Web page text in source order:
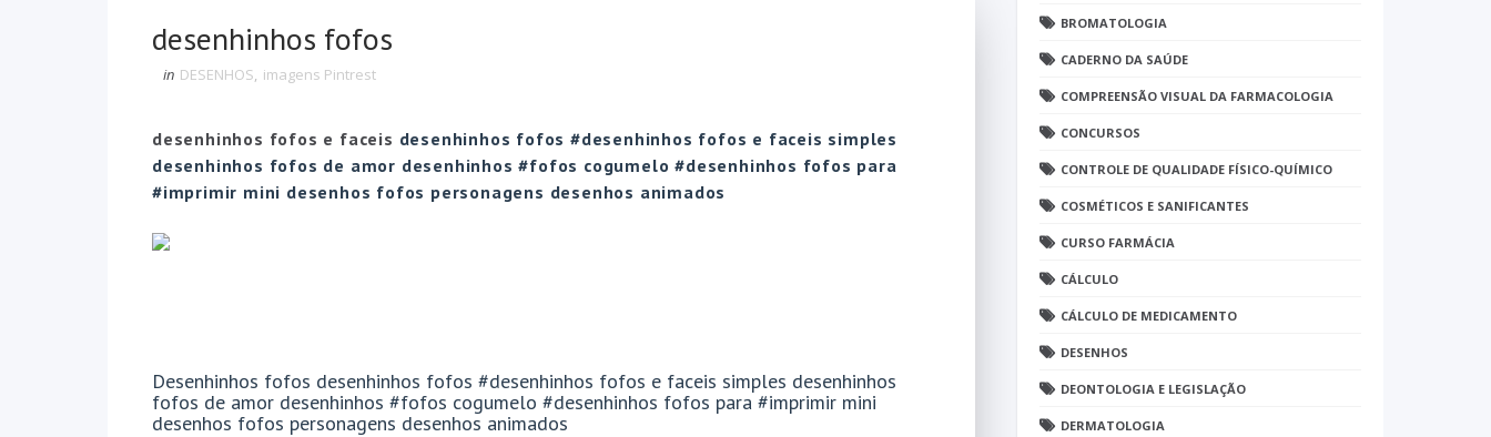
desenhinhos fofos
in DESENHOS, imagens Pintrest
desenhinhos fofos e faceis desenhinhos fofos #desenhinhos fofos e faceis simples
desenhinhos fofos de amor desenhinhos #fofos cogumelo #desenhinhos fofos para
#imprimir mini desenhos fofos personagens desenhos animados
Desenhinhos fofos desenhinhos fofos #desenhinhos fofos e faceis simples desenhinhos
fofos de amor desenhinhos #fofos cogumelo #desenhinhos fofos para #imprimir mini
desenhos fofos personagens desenhos animados
BROMATOLOGIA
CADERNO DA SAÚDE
COMPREENSÃO VISUAL DA FARMACOLOGIA
CONCURSOS
CONTROLE DE QUALIDADE FÍSICO-QUÍMICO
COSMÉTICOS E SANIFICANTES
CURSO FARMÁCIA
CÁLCULO
CÁLCULO DE MEDICAMENTO
DESENHOS
DEONTOLOGIA E LEGISLAÇÃO
DERMATOLOGIA